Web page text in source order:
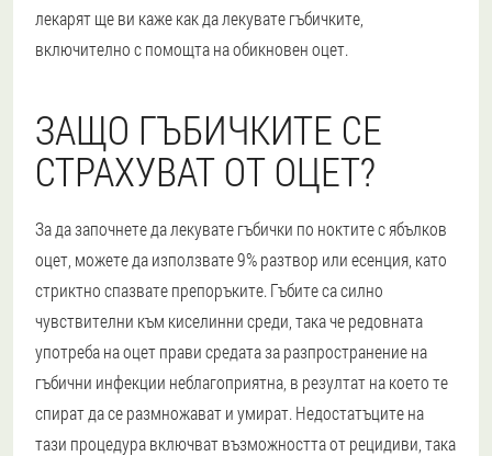
лекарят ще ви каже как да лекувате гъбичките,
включително с помощта на обикновен оцет.
ЗАЩО ГЪБИЧКИТЕ СЕ
СТРАХУВАТ ОТ ОЦЕТ?
За да започнете да лекувате гъбички по ноктите с ябълков
оцет, можете да използвате 9% разтвор или есенция, като
стриктно спазвате препоръките. Гъбите са силно
чувствителни към киселинни среди, така че редовната
употреба на оцет прави средата за разпространение на
гъбични инфекции неблагоприятна, в резултат на което те
спират да се размножават и умират. Недостатъците на
тази процедура включват възможността от рецидиви, така